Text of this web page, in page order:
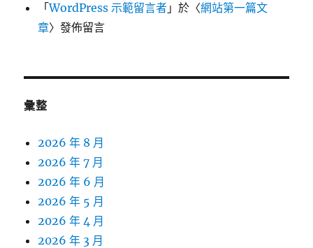
「WordPress 示範留言者 」於〈網站第一篇文
章〉發佈留言
彙整
2026 年 8 月
2026 年 7 月
2026 年 6 月
2026 年 5 月
2026 年 4 月
2026 年 3 月